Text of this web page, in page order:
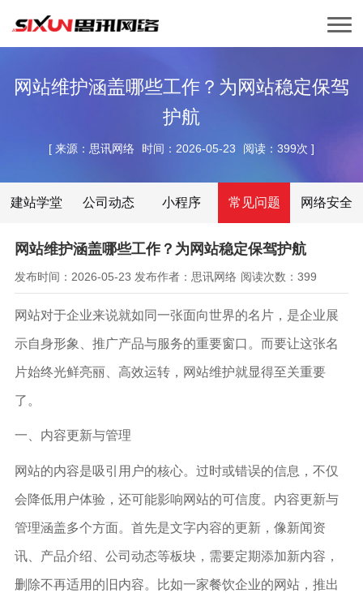
网站维护涵盖哪些工作？为网站稳定保驾
护航
[ 来源：思讯网络 时间：2026-05-23 阅读：399次 ]
建站学堂 公司动态 小程序 常见问题 网络安全
网站维护涵盖哪些工作？为网站稳定保驾护航
发布时间：2026-05-23 发布作者：思讯网络 阅读次数：399
网站对于企业来说就如同一张面向世界的名片，是企业展
示自身形象、推广产品与服务的重要窗口。而要让这张名
片始终光鲜亮丽、高效运转，网站维护就显得至关重要
了。
一、内容更新与管理
网站的内容是吸引用户的核心。过时或错误的信息，不仅
会降低用户体验，还可能影响网站的可信度。内容更新与
管理涵盖多个方面。首先是文字内容的更新，像新闻资
讯、产品介绍、公司动态等板块，需要定期添加新内容，
删除不再适用的旧内容。比如一家餐饮企业的网站，推出